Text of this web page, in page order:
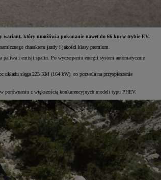
wariant, który umożliwia pokonanie nawet do 66 km w trybie EV.
charakteru jazdy i jakości klasy premium.
i emisji spalin. Po wyczerpaniu energii system automatycznie
sięga 223 KM (164 kW), co pozwala na przyspieszenie
porównaniu z większością konkurencyjnych modeli typu PHEV.